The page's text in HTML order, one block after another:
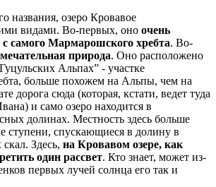
названия, озеро Кровавое
видами. Во-первых, оно очень
самого Мармарошского хребта. Во-
природа. Оно расположено
Альпах” - участке
больше похожем на Альпы, чем на
дорога сюда (которая, кстати, ведет туда
и само озеро находится в
долинах. Местность здесь больше
ступени, спускающиеся в долину в
Здесь, на Кровавом озере, как
один рассвет. Кто знает, может из-
первых лучей солнца его так и